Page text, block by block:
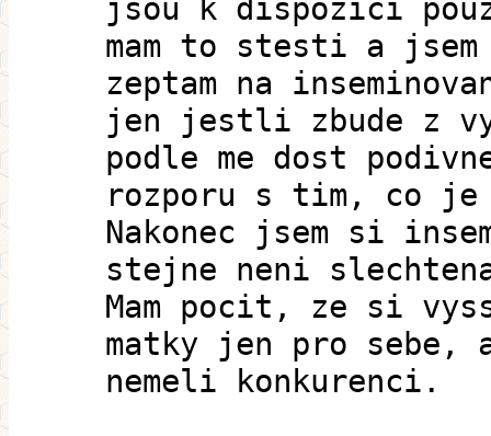
jsou k dispozici
mam to stesti a
zeptam na
jen jestli zbude z
podle me dost
rozporu s tim, co je
Nakonec jsem si
stejne neni
Mam pocit, ze si
matky jen pro sebe,
nemeli konkurenci.